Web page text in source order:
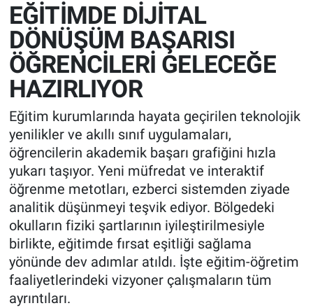
EĞİTİMDE DİJİTAL
DÖNÜŞÜM BAŞARISI
ÖĞRENCİLERİ GELECEĞE
HAZIRLIYOR
Eğitim kurumlarında hayata geçirilen teknolojik
yenilikler ve akıllı sınıf uygulamaları,
öğrencilerin akademik başarı grafiğini hızla
yukarı taşıyor. Yeni müfredat ve interaktif
öğrenme metotları, ezberci sistemden ziyade
analitik düşünmeyi teşvik ediyor. Bölgedeki
okulların fiziki şartlarının iyileştirilmesiyle
birlikte, eğitimde fırsat eşitliği sağlama
yönünde dev adımlar atıldı. İşte eğitim-öğretim
faaliyetlerindeki vizyoner çalışmaların tüm
ayrıntıları.